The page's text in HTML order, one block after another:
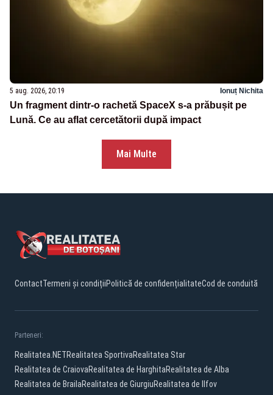
5 aug. 2026, 20:19 Ionuț Nichita
Un fragment dintr-o rachetă SpaceX s-a prăbușit pe
Lună. Ce au aflat cercetătorii după impact
Mai Multe
ContactTermeni și condițiiPolitică de confidențialitateCod de conduită
Parteneri:
Realitatea.NETRealitatea SportivaRealitatea Star
Realitatea de CraiovaRealitatea de HarghitaRealitatea de Alba
Realitatea de BrailaRealitatea de GiurgiuRealitatea de Ilfov